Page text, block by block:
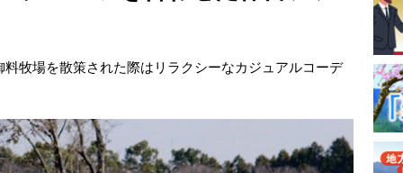
牧場を散策された際はリラクシーなカジュアルコーデ